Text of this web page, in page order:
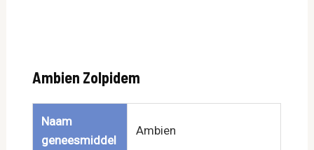
Ambien Zolpidem
Naam
geneesmiddel
Ambien